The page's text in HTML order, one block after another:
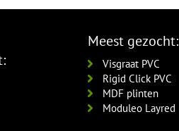
Meest gezocht:
Visgraat PVC
Rigid Click PVC
MDF plinten
Moduleo Layred